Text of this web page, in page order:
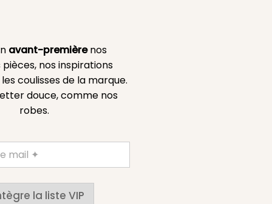
avant-premièrenos
pièces, nos inspirations
coulisses de la marque.
douce, comme nos
robes.
la liste VIP